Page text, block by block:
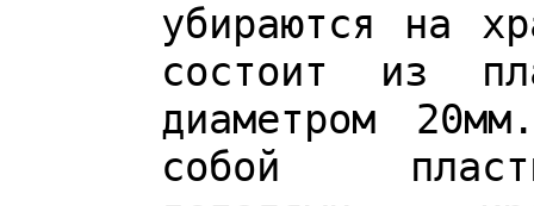
убираются на
состоит из
диаметром
собой